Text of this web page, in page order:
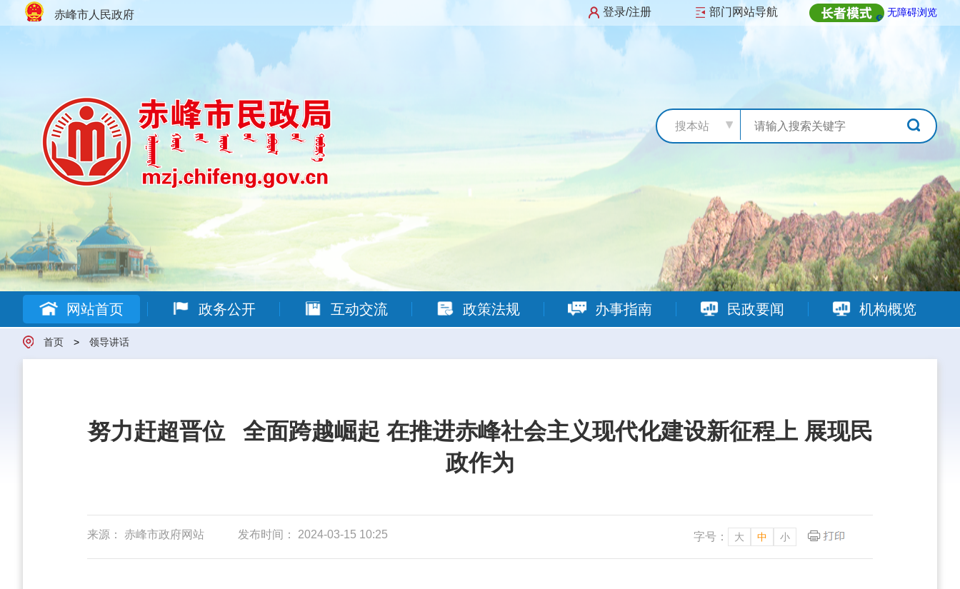
赤峰市人民政府 登录/注册 部门网站导航 无障碍浏览
搜本站
网站首页 政务公开 互动交流 政策法规 办事指南 民政要闻 机构概览
首页 > 领导讲话
努力赶超晋位 全面跨越崛起 在推进赤峰社会主义现代化建设新征程上 展现民
政作为
来源： 赤峰市政府网站 发布时间： 2024-03-15 10:25 字号： 大 中 小